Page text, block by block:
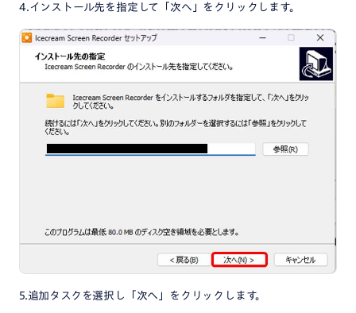
4.インストール先を指定して「次へ」をクリックします。
5.追加タスクを選択し「次へ」をクリックします。